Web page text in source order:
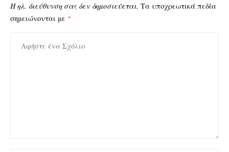
Η ηλ. διεύθυνση σας δεν δημοσιεύεται. Τα υποχρεωτικά πεδία
σημειώνονται με *